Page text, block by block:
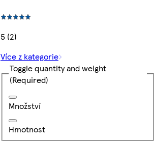
5 (2)
Více z kategorie
Toggle quantity and weight
(Required)
Množství
Hmotnost